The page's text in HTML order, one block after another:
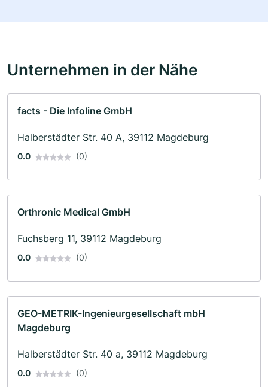
Unternehmen in der Nähe
facts - Die Infoline GmbH
Halberstädter Str. 40 A, 39112 Magdeburg
0.0 (0)
Orthronic Medical GmbH
Fuchsberg 11, 39112 Magdeburg
0.0 (0)
GEO-METRIK-IngenieurgeselIschaft mbH
Magdeburg
Halberstädter Str. 40 a, 39112 Magdeburg
0.0 (0)